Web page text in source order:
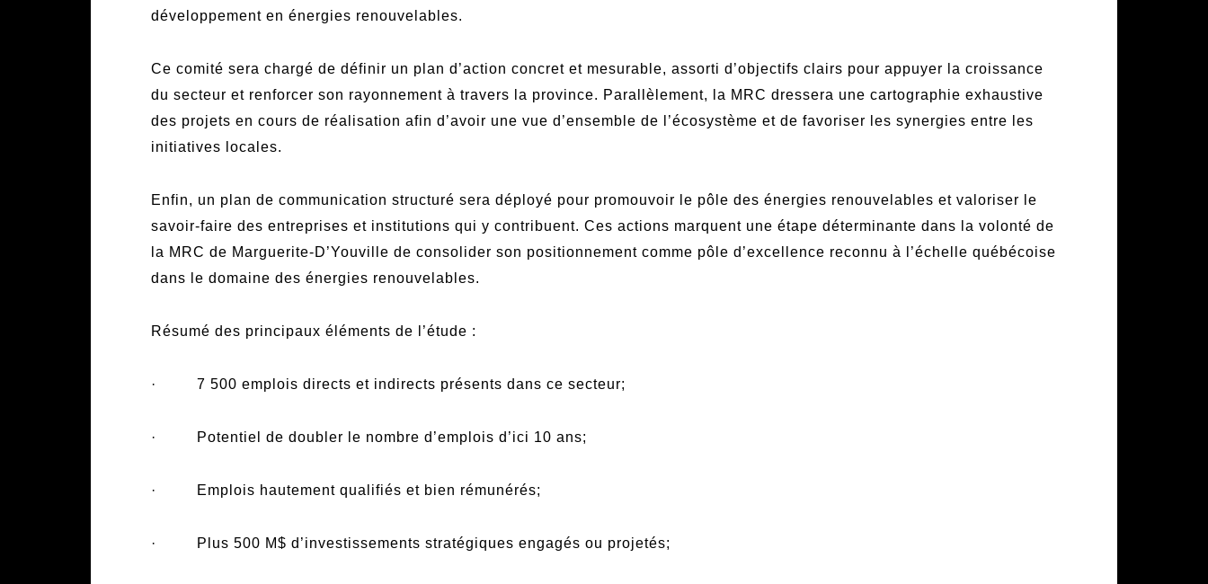
développement en énergies renouvelables.
Ce comité sera chargé de définir un plan d’action concret et mesurable, assorti d’objectifs clairs pour appuyer la croissance
du secteur et renforcer son rayonnement à travers la province. Parallèlement, la MRC dressera une cartographie exhaustive
des projets en cours de réalisation afin d’avoir une vue d’ensemble de l’écosystème et de favoriser les synergies entre les
initiatives locales.
Enfin, un plan de communication structuré sera déployé pour promouvoir le pôle des énergies renouvelables et valoriser le
savoir-faire des entreprises et institutions qui y contribuent. Ces actions marquent une étape déterminante dans la volonté de
la MRC de Marguerite-D’Youville de consolider son positionnement comme pôle d’excellence reconnu à l’échelle québécoise
dans le domaine des énergies renouvelables.
Résumé des principaux éléments de l’étude :
· 7 500 emplois directs et indirects présents dans ce secteur;
· Potentiel de doubler le nombre d’emplois d’ici 10 ans;
· Emplois hautement qualifiés et bien rémunérés;
· Plus 500 M$ d’investissements stratégiques engagés ou projetés;